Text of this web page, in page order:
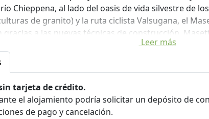
Chieppena, al lado del oasis de vida silvestre de
de granito) y la ruta ciclista Valsugana, el
gracias a las nuevas técnicas de construcción.
A + que se encargará de su descanso y bienestar.
tiene un hermoso jardín privado a disposición
interno y un estacionamiento cubierto y
tiene un acuerdo con Arte Sella, la montaña
es una estructura ecológica que promueve el
Leer más
tarjeta de crédito.
el alojamiento podría solicitar un depósito de
de pago y cancelación.